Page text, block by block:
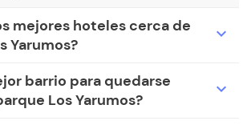
mejores hoteles cerca de
Yarumos?
expand_more
barrio para quedarse
Los Yarumos?
expand_more